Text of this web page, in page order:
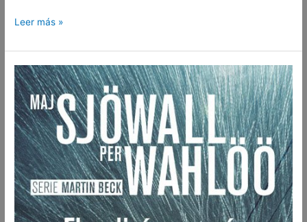
Leer más »
«El
policía
que
ríe»
(«Skrattande
polisen»)-
Maj
Sjöwall
y
Per